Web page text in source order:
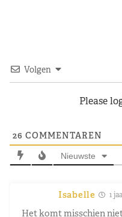
Volgen
Please
26 COMMENTAREN
Nieuwste
Isabelle 1
Het komt misschien